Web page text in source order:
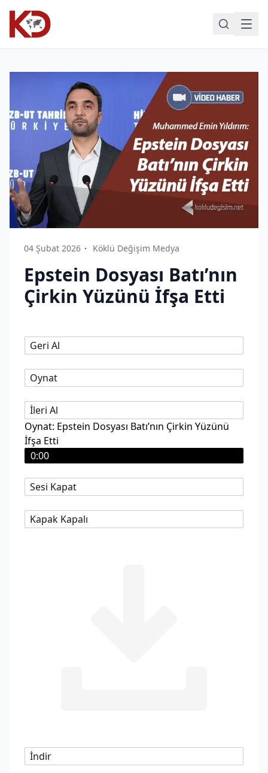
04 Şubat 2026 Köklü Değişim Medya
Epstein Dosyası Batı’nın
Çirkin Yüzünü İfşa Etti
Geri Al
Oynat
İleri Al
Oynat: Epstein Dosyası Batı’nın Çirkin Yüzünü
İfşa Etti
0:00
Sesi Kapat
Kapak Kapalı
İndir